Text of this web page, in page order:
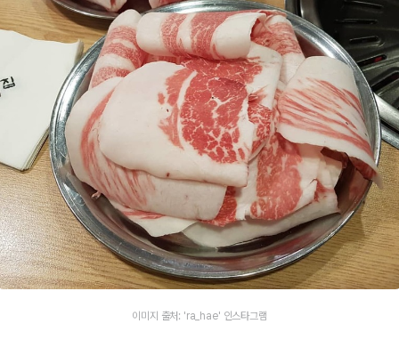
이미지 출처: 'ra_hae' 인스타그램